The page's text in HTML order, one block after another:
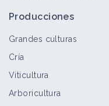
Producciones
Grandes culturas
Cría
Viticultura
Arboricultura